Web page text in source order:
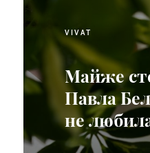
VIVAT
Майже
Павла
не